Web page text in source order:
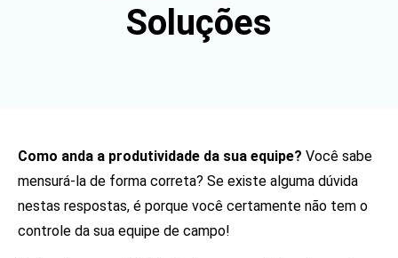
Soluções
Como anda a produtividade da sua equipe? Você sabe
mensurá-la de forma correta? Se existe alguma dúvida
nestas respostas, é porque você certamente não tem o
controle da sua equipe de campo!